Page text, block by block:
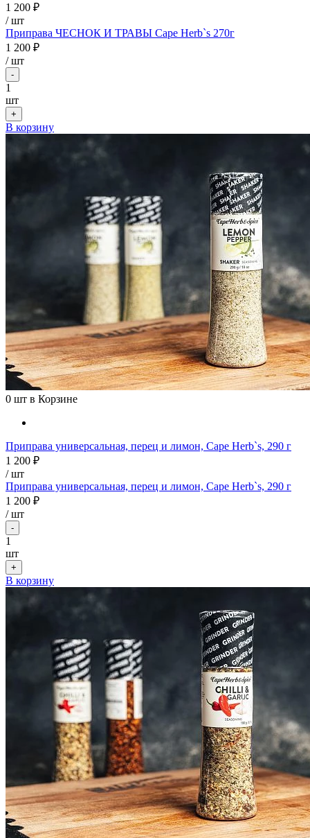
1 200 ₽
/ шт
Приправа ЧЕСНОК И ТРАВЫ Cape Herb`s 270г
1 200 ₽
/шт
-
1
шт
+
В корзину
0 шт в Корзине
Приправа универсальная, перец и лимон, Cape Herb`s, 290 г
1 200 ₽
/ шт
Приправа универсальная, перец и лимон, Cape Herb`s, 290 г
1 200 ₽
/шт
-
1
шт
+
В корзину